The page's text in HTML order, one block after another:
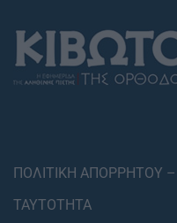
ΠΟΛΙΤΙΚΗ ΑΠΟΡΡΗΤΟΥ
ΤΑΥΤΟΤΗΤΑ